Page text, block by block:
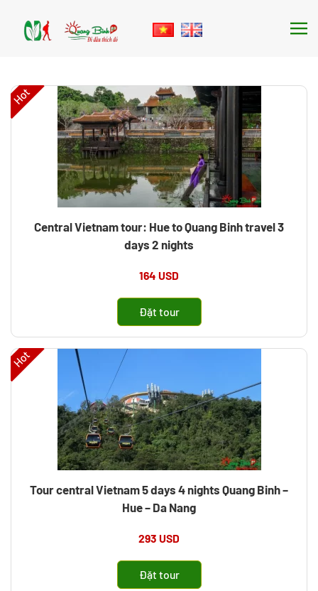
Skip to main content
Central Vietnam tour: Hue to Quang Binh travel 3
days 2 nights
164 USD
Hot
Đặt tour
Tour central Vietnam 5 days 4 nights Quang Binh –
Hue – Da Nang
293 USD
Hot
Đặt tour